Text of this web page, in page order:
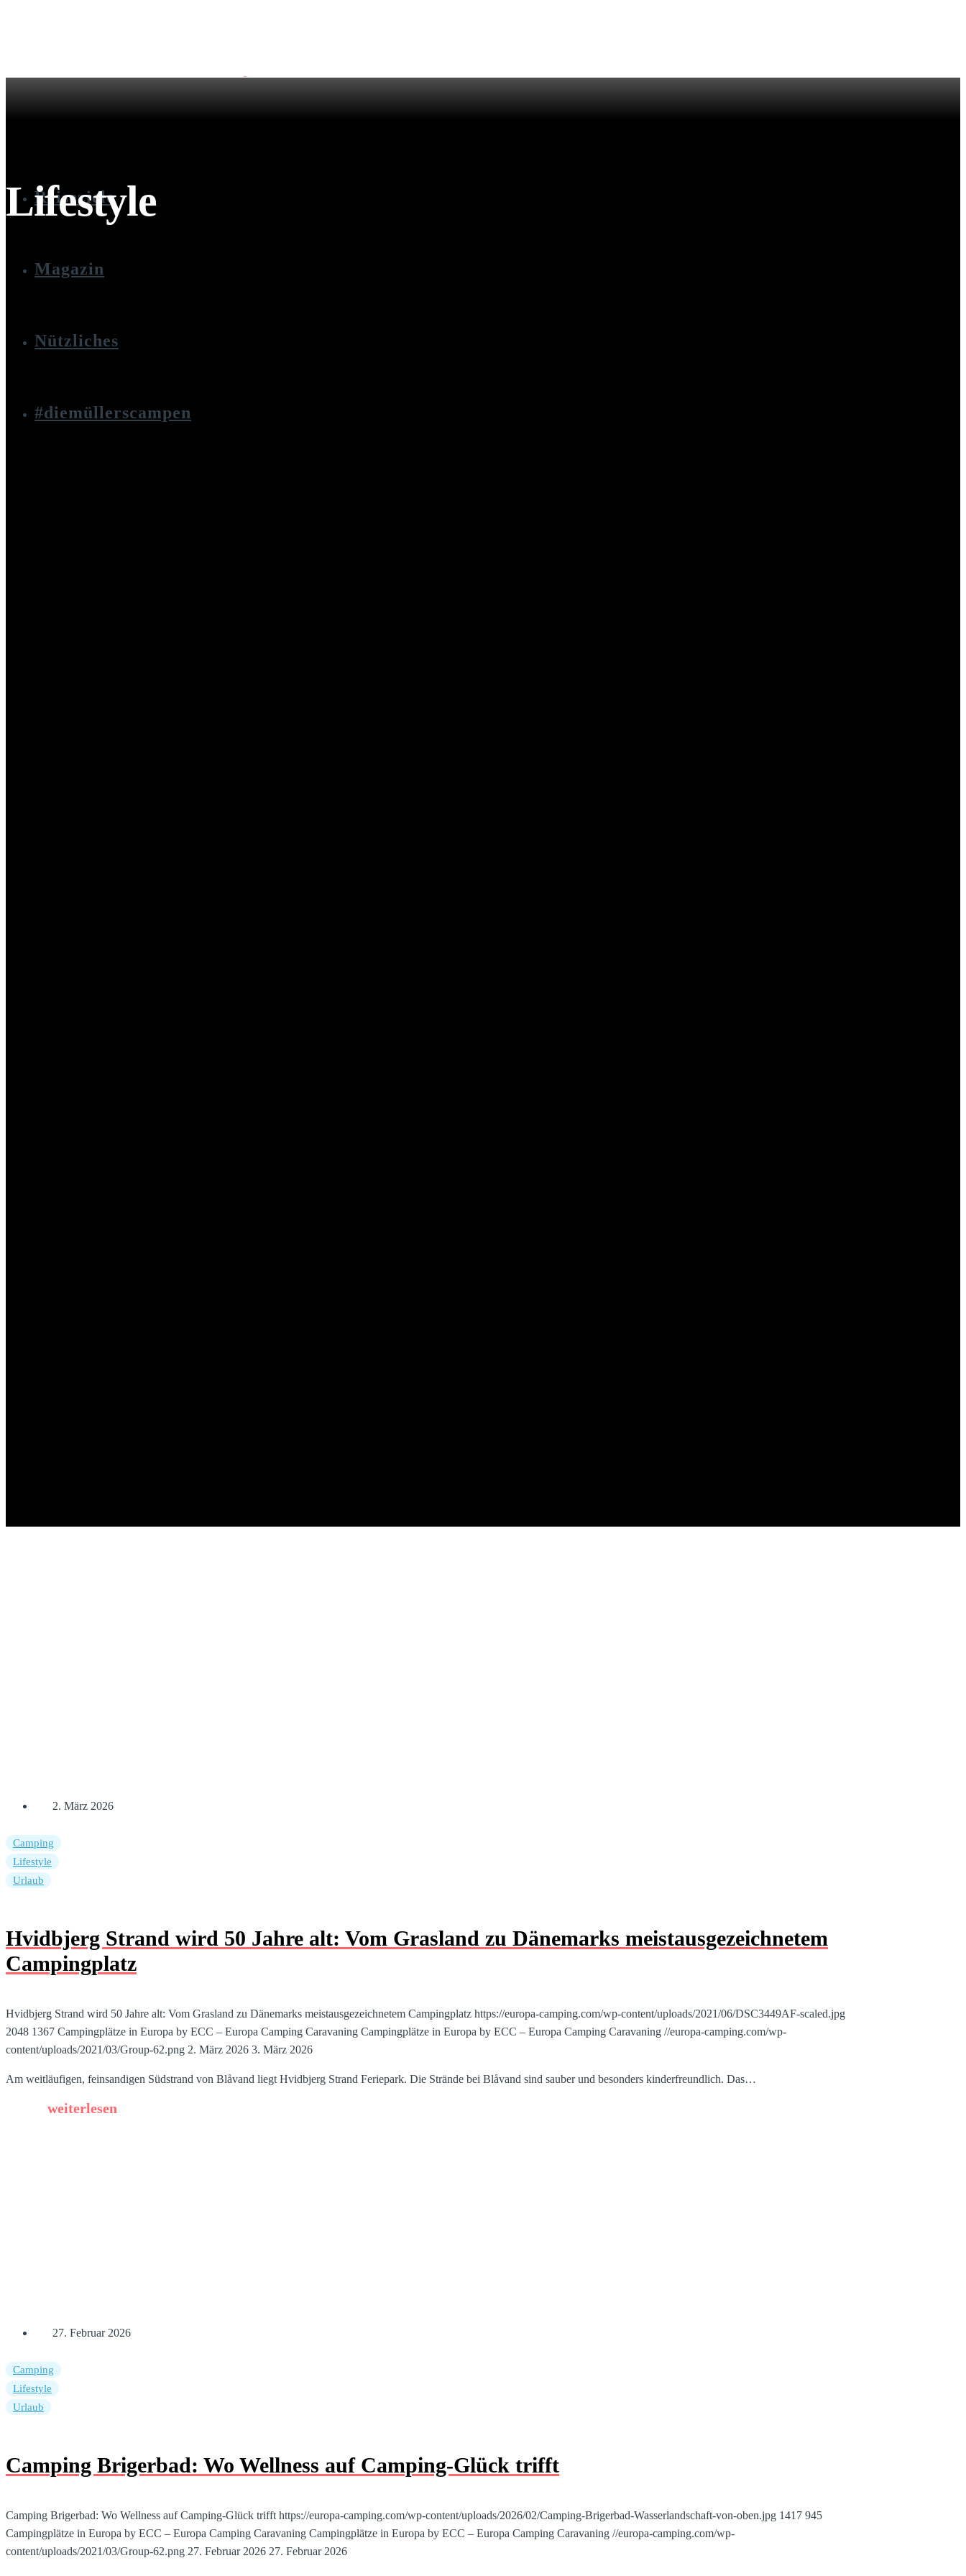
Reiseziele
Magazin
Nützliches
#diemüllerscampen
Lifestyle
2. März 2026
Camping
Lifestyle
Urlaub
Hvidbjerg Strand wird 50 Jahre alt: Vom Grasland zu Dänemarks meistausgezeichnetem
Campingplatz
Hvidbjerg Strand wird 50 Jahre alt: Vom Grasland zu Dänemarks meistausgezeichnetem Campingplatz https://europa-camping.com/wp-content/uploads/2021/06/DSC3449AF-scaled.jpg
2048 1367 Campingplätze in Europa by ECC – Europa Camping Caravaning Campingplätze in Europa by ECC – Europa Camping Caravaning //europa-camping.com/wp-
content/uploads/2021/03/Group-62.png 2. März 2026 3. März 2026
Am weitläufigen, feinsandigen Südstrand von Blåvand liegt Hvidbjerg Strand Feriepark. Die Strände bei Blåvand sind sauber und besonders kinderfreundlich. Das…
weiterlesen
27. Februar 2026
Camping
Lifestyle
Urlaub
Camping Brigerbad: Wo Wellness auf Camping-Glück trifft
Camping Brigerbad: Wo Wellness auf Camping-Glück trifft https://europa-camping.com/wp-content/uploads/2026/02/Camping-Brigerbad-Wasserlandschaft-von-oben.jpg 1417 945
Campingplätze in Europa by ECC – Europa Camping Caravaning Campingplätze in Europa by ECC – Europa Camping Caravaning //europa-camping.com/wp-
content/uploads/2021/03/Group-62.png 27. Februar 2026 27. Februar 2026